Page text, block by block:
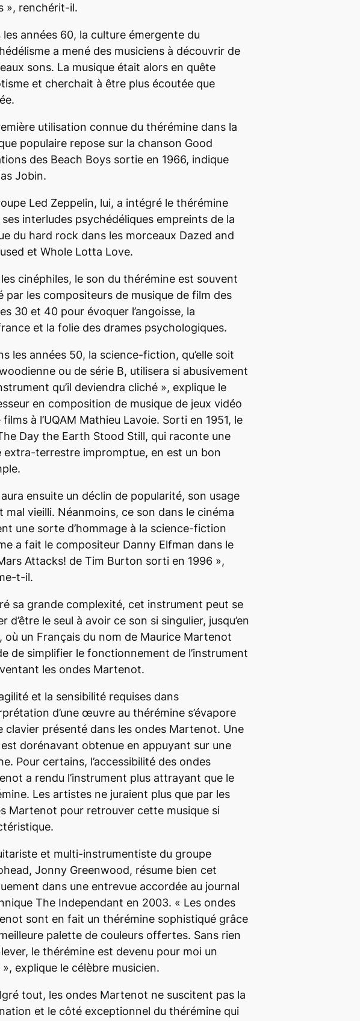
», renchérit-il.
les années 60, la culture émergente du
a mené des musiciens à découvrir de
sons. La musique était alors en quête
et cherchait à être plus écoutée que
utilisation connue du thérémine dans la
populaire repose sur la chanson Good
des Beach Boys sortie en 1966, indique
Jobin.
Led Zeppelin, lui, a intégré le thérémine
ses interludes psychédéliques empreints de la
du hard rock dans les morceaux Dazed and
et Whole Lotta Love.
cinéphiles, le son du thérémine est souvent
par les compositeurs de musique de film des
30 et 40 pour évoquer l’angoisse, la
et la folie des drames psychologiques.
les années 50, la science-fiction, qu’elle soit
ou de série B, utilisera si abusivement
qu’il deviendra cliché », explique le
en composition de musique de jeux vidéo
films à l’UQAM Mathieu Lavoie. Sorti en 1951, le
Day the Earth Stood Still, qui raconte une
extra-terrestre impromptue, en est un bon
ensuite un déclin de popularité, son usage
mal vieilli. Néanmoins, ce son dans le cinéma
une sorte d’hommage à la science-fiction
a fait le compositeur Danny Elfman dans le
Attacks! de Tim Burton sorti en 1996 »,
t-il.
sa grande complexité, cet instrument peut se
d’être le seul à avoir ce son si singulier, jusqu’en
où un Français du nom de Maurice Martenot
de simplifier le fonctionnement de l’instrument
les ondes Martenot.
et la sensibilité requises dans
d’une œuvre au thérémine s’évapore
clavier présenté dans les ondes Martenot. Une
dorénavant obtenue en appuyant sur une
Pour certains, l’accessibilité des ondes
a rendu l’instrument plus attrayant que le
Les artistes ne juraient plus que par les
Martenot pour retrouver cette musique si
et multi-instrumentiste du groupe
Jonny Greenwood, résume bien cet
dans une entrevue accordée au journal
The Independant en 2003. « Les ondes
sont en fait un thérémine sophistiqué grâce
palette de couleurs offertes. Sans rien
le thérémine est devenu pour moi un
», explique le célèbre musicien.
tout, les ondes Martenot ne suscitent pas la
et le côté exceptionnel du thérémine qui